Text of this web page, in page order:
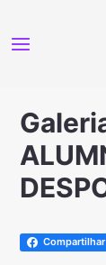
Compartilhar